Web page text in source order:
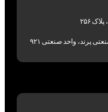
۲۵۶
پرند، واحد صنعتی ۹۲۱